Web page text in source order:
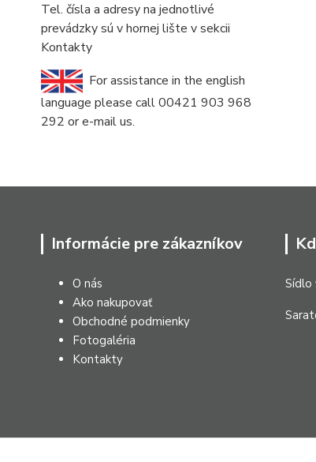
Tel. čísla a adresy na jednotlivé
prevádzky sú v hornej lište v sekcii
Kontakty
For assistance in the english
language please call 00421 903 968
292 or e-mail us.
Informácie pre zákazníkov
O nás
Ako nakupovať
Obchodné podmienky
Fotogaléria
Kontakty
Sídlo